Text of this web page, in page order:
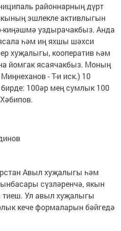
районнарның дүрт
эшлекле активлыгын
киңәшмә уздырачакбыз. Анда
һәм иң яхшы шәхси
хуҗалыгы, кооператив һәм
йомгак ясаячакбыз. Моның
- Т-и иск.) 10
100әр мең сумлык 100
Авыл хуҗалыгы һәм
сүзләренчә, якын
Ул авыл хуҗалыгы
кече формаларын бәйгедә